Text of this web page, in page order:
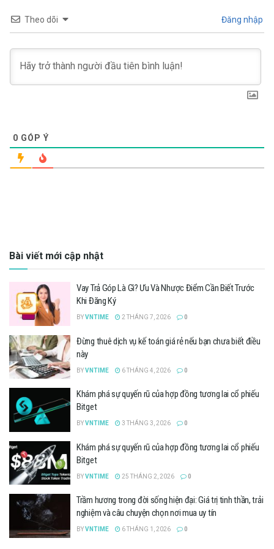
Theo dõi Đăng nhập
0 GÓP Ý
Bài viết mới cập nhật
Vay Trả Góp Là Gì? Ưu Và Nhược Điểm Cần Biết Trước
Khi Đăng Ký
BYVNTIME 2 THÁNG 7, 2026 0
Đừng thuê dịch vụ kế toán giá rẻ nếu bạn chưa biết điều
này
BYVNTIME 6 THÁNG 4, 2026 0
Khám phá sự quyến rũ của hợp đồng tương lai cổ phiếu
Bitget
BYVNTIME 3 THÁNG 3, 2026 0
Khám phá sự quyến rũ của hợp đồng tương lai cổ phiếu
Bitget
BYVNTIME 25 THÁNG 2, 2026 0
Trầm hương trong đời sống hiện đại: Giá trị tinh thần, trải
nghiệm và câu chuyện chọn nơi mua uy tín
BYVNTIME 6 THÁNG 1, 2026 0